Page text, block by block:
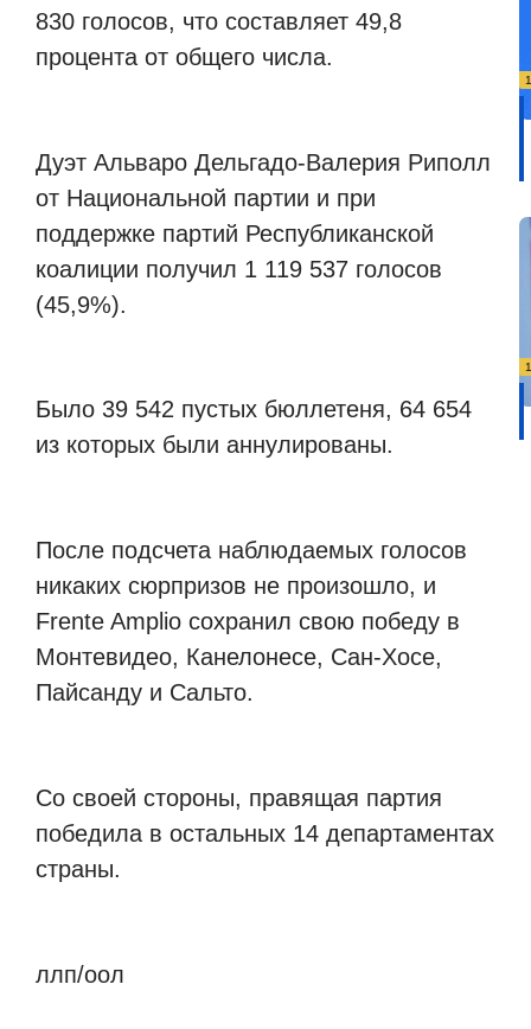
830 голосов, что составляет 49,8
процента от общего числа.
Дуэт Альваро Дельгадо-Валерия Риполл
от Национальной партии и при
поддержке партий Республиканской
коалиции получил 1 119 537 голосов
(45,9%).
Было 39 542 пустых бюллетеня, 64 654
из которых были аннулированы.
После подсчета наблюдаемых голосов
никаких сюрпризов не произошло, и
Frente Amplio сохранил свою победу в
Монтевидео, Канелонесе, Сан-Хосе,
Пайсанду и Сальто.
Со своей стороны, правящая партия
победила в остальных 14 департаментах
страны.
ллп/оол